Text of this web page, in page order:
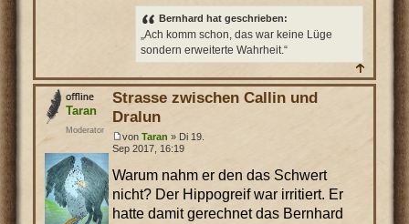
Bernhard hat geschrieben:
„Ach komm schon, das war keine Lüge
sondern erweiterte Wahrheit.“
Strasse zwischen Callin und
Dralun
von Taran » Di 19.
Sep 2017, 16:19
Warum nahm er den das Schwert
nicht? Der Hippogreif war irritiert. Er
hatte damit gerechnet das Bernhard
Taran
Moderator